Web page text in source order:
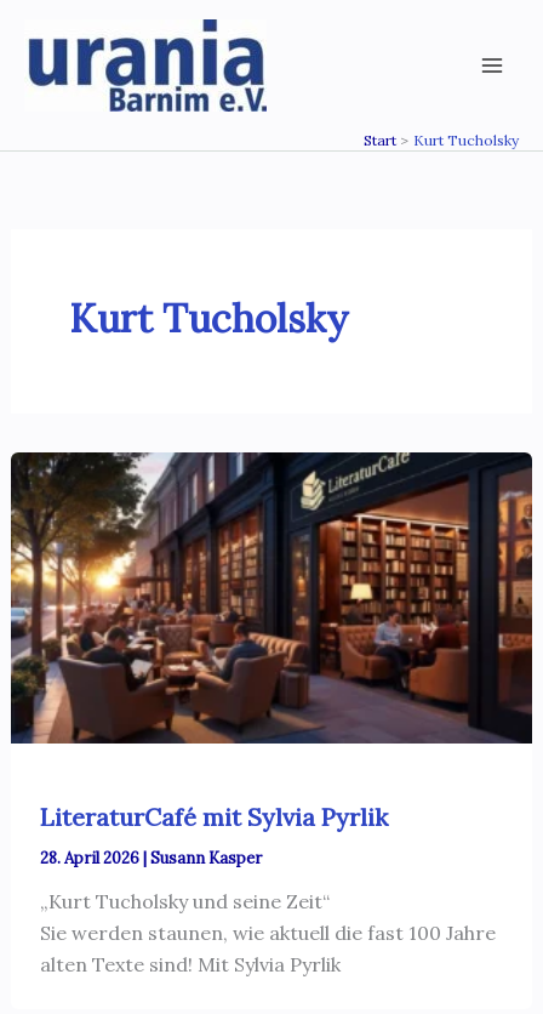
Inhalt
springen
Start Kurt Tucholsky
Kurt Tucholsky
LiteraturCafé mit Sylvia Pyrlik
28. April 2026|Susann Kasper
„Kurt Tucholsky und seine Zeit“
Sie werden staunen, wie aktuell die fast 100 Jahre
alten Texte sind! Mit Sylvia Pyrlik